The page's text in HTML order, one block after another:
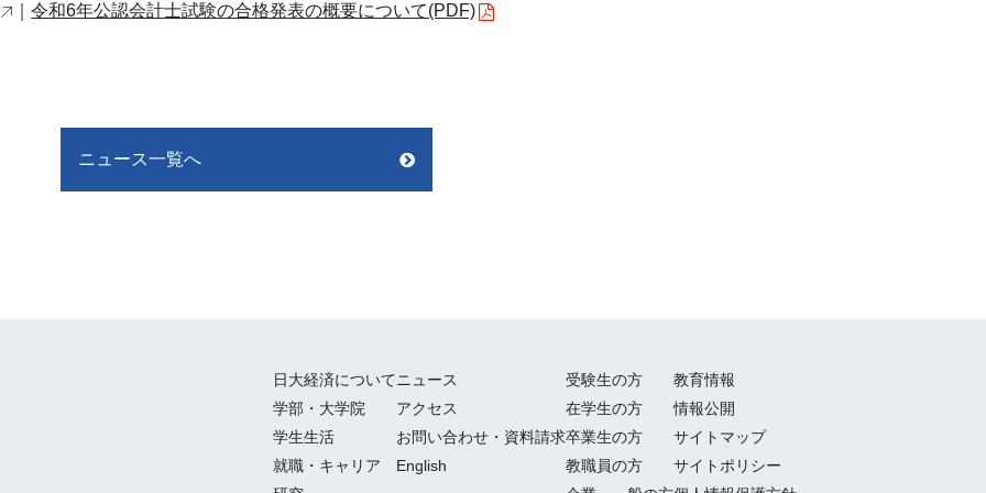
｜令和6年公認会計士試験の合格発表の概要について(PDF)
ニュース一覧へ
日大経済について
学部・大学院
学生生活
就職・キャリア
ニュース
アクセス
お問い合わせ・資料請求
English
受験生の方
在学生の方
卒業生の方
教職員の方
教育情報
情報公開
サイトマップ
サイトポリシー